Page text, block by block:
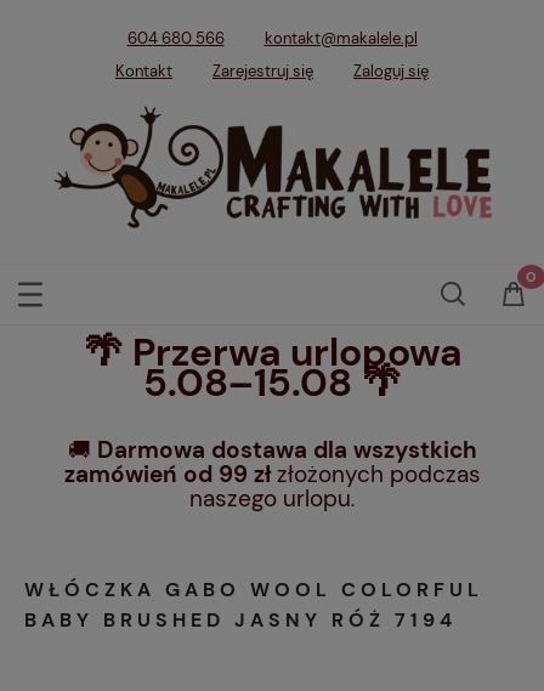
604 680 566
kontakt@makalele.pl
Kontakt
Zarejestruj się Zaloguj się
🌴 Przerwa urlopowa
5.08–15.08 🌴
🚚 Darmowa dostawa dla wszystkich
zamówień od 99 złzłożonych podczas
naszego urlopu.
WŁÓCZKA GABO WOOL COLORFUL
BABY BRUSHED JASNY RÓŻ 7194